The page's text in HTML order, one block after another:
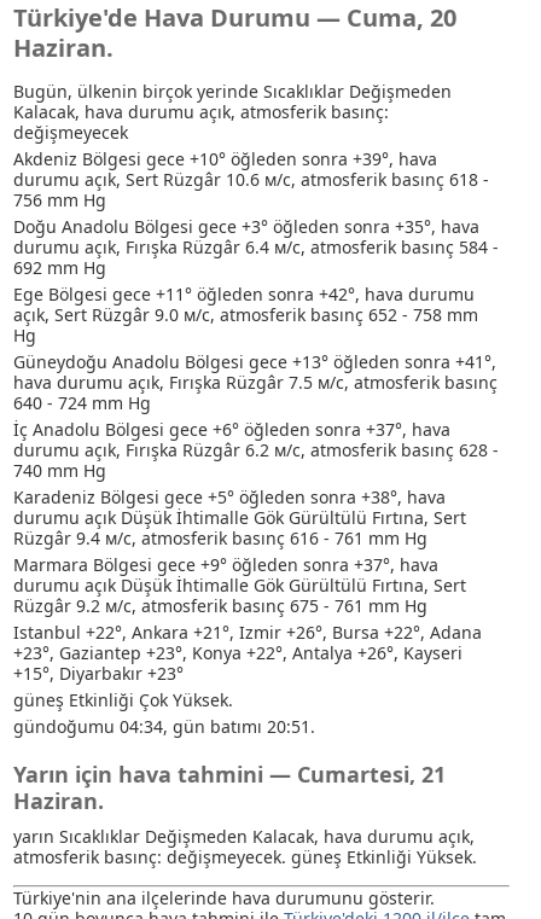
Türkiye'de Hava Durumu — Cuma, 20
Haziran.
Bugün, ülkenin birçok yerinde Sıcaklıklar Değişmeden
Kalacak, hava durumu açık, atmosferik basınç:
değişmeyecek
Akdeniz Bölgesi gece +10° öğleden sonra +39°, hava
durumu açık, Sert Rüzgâr 10.6 м/с, atmosferik basınç 618 -
756 mm Hg
Doğu Anadolu Bölgesi gece +3° öğleden sonra +35°, hava
durumu açık, Fırışka Rüzgâr 6.4 м/с, atmosferik basınç 584 -
692 mm Hg
Ege Bölgesi gece +11° öğleden sonra +42°, hava durumu
açık, Sert Rüzgâr 9.0 м/с, atmosferik basınç 652 - 758 mm
Hg
Güneydoğu Anadolu Bölgesi gece +13° öğleden sonra +41°,
hava durumu açık, Fırışka Rüzgâr 7.5 м/с, atmosferik basınç
640 - 724 mm Hg
İç Anadolu Bölgesi gece +6° öğleden sonra +37°, hava
durumu açık, Fırışka Rüzgâr 6.2 м/с, atmosferik basınç 628 -
740 mm Hg
Karadeniz Bölgesi gece +5° öğleden sonra +38°, hava
durumu açık Düşük İhtimalle Gök Gürültülü Fırtına, Sert
Rüzgâr 9.4 м/с, atmosferik basınç 616 - 761 mm Hg
Marmara Bölgesi gece +9° öğleden sonra +37°, hava
durumu açık Düşük İhtimalle Gök Gürültülü Fırtına, Sert
Rüzgâr 9.2 м/с, atmosferik basınç 675 - 761 mm Hg
Istanbul +22°, Ankara +21°, Izmir +26°, Bursa +22°, Adana
+23°, Gaziantep +23°, Konya +22°, Antalya +26°, Kayseri
+15°, Diyarbakır +23°
güneş Etkinliği Çok Yüksek.
gündoğumu 04:34, gün batımı 20:51.
Yarın için hava tahmini — Cumartesi, 21
Haziran.
yarın Sıcaklıklar Değişmeden Kalacak, hava durumu açık,
atmosferik basınç: değişmeyecek. güneş Etkinliği Yüksek.
Türkiye'nin ana ilçelerinde hava durumunu gösterir.